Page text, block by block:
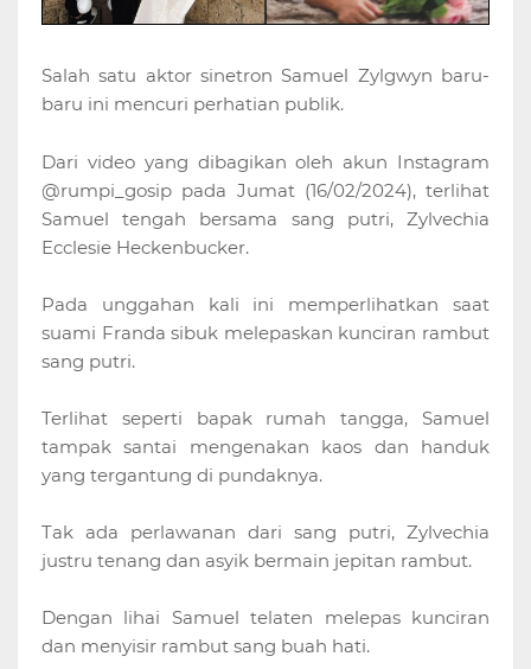
Salah satu aktor sinetron Samuel Zylgwyn baru-
baru ini mencuri perhatian publik.
Dari video yang dibagikan oleh akun Instagram
@rumpi_gosip pada Jumat (16/02/2024), terlihat
Samuel tengah bersama sang putri, Zylvechia
Ecclesie Heckenbucker.
Pada unggahan kali ini memperlihatkan saat
suami Franda sibuk melepaskan kunciran rambut
sang putri.
Terlihat seperti bapak rumah tangga, Samuel
tampak santai mengenakan kaos dan handuk
yang tergantung di pundaknya.
Tak ada perlawanan dari sang putri, Zylvechia
justru tenang dan asyik bermain jepitan rambut.
Dengan lihai Samuel telaten melepas kunciran
dan menyisir rambut sang buah hati.